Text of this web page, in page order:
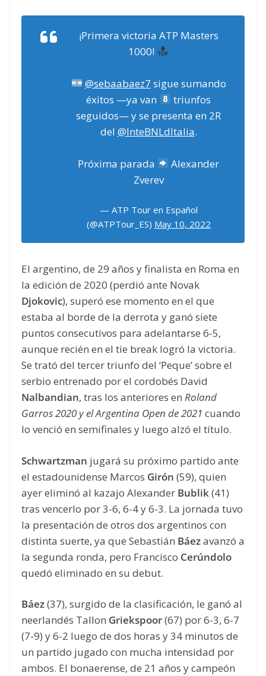
¡Primera victoria ATP Masters
1000!
@sebaabaez7 sigue sumando
éxitos —ya van
triunfos
seguidos— y se presenta en 2R
del @InteBNLdItalia.
Próxima parada
Alexander
Zverev
— ATP Tour en Español
(@ATPTour_ES) May 10, 2022
El argentino, de 29 años y finalista en Roma en
la edición de 2020 (perdió ante Novak
Djokovic), superó ese momento en el que
estaba al borde de la derrota y ganó siete
puntos consecutivos para adelantarse 6-5,
aunque recién en el tie break logró la victoria.
Se trató del tercer triunfo del ‘Peque’ sobre el
serbio entrenado por el cordobés David
Nalbandian, tras los anteriores en Roland
Garros 2020 y el Argentina Open de 2021 cuando
lo venció en semifinales y luego alzó el título.
Schwartzman jugará su próximo partido ante
el estadounidense Marcos Girón (59), quien
ayer eliminó al kazajo Alexander Bublik(41)
tras vencerlo por 3-6, 6-4 y 6-3. La jornada tuvo
la presentación de otros dos argentinos con
distinta suerte, ya que Sebastián Báezavanzó a
la segunda ronda, pero Francisco Cerúndolo
quedó eliminado en su debut.
Báez(37), surgido de la clasificación, le ganó al
neerlandés Tallon Griekspoor(67) por 6-3, 6-7
(7-9) y 6-2 luego de dos horas y 34 minutos de
un partido jugado con mucha intensidad por
ambos. El bonaerense, de 21 años y campeón